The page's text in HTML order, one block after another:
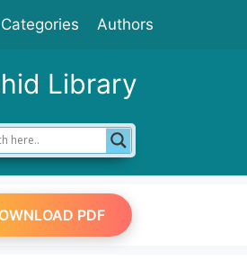
Categories Authors
Library
PDF